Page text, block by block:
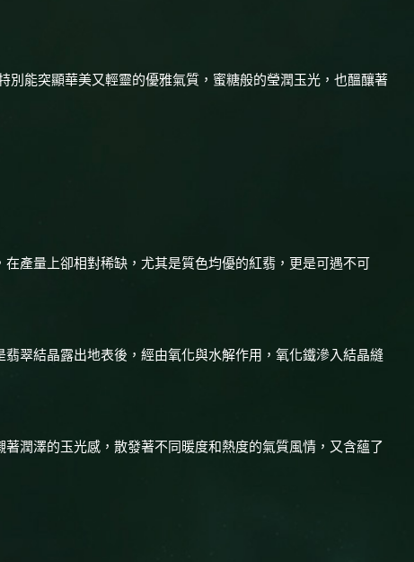
能突顯華美又輕靈的優雅氣質，蜜糖般的瑩潤玉光，也醞釀著
產量上卻相對稀缺，尤其是質色均優的紅翡，更是可遇不可
翠結晶露出地表後，經由氧化與水解作用，氧化鐵滲入結晶縫
潤澤的玉光感，散發著不同暖度和熱度的氣質風情，又含蘊了